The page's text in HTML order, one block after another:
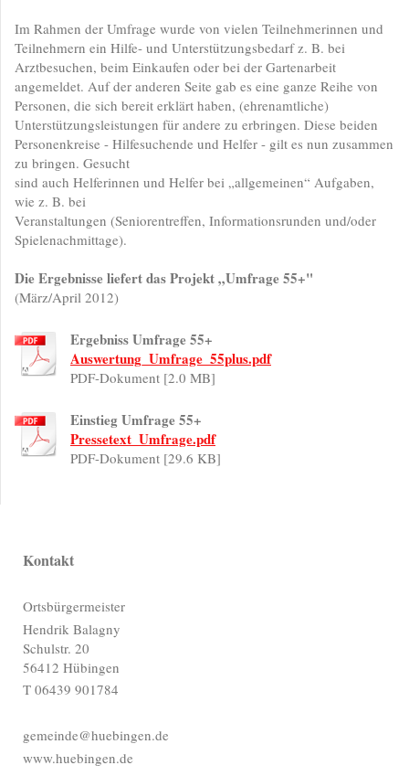
Im Rahmen der Umfrage wurde von vielen Teilnehmerinnen und
Teilnehmern ein Hilfe- und Unterstützungsbedarf z. B. bei
Arztbesuchen, beim Einkaufen oder bei der Gartenarbeit
angemeldet. Auf der anderen Seite gab es eine ganze Reihe von
Personen, die sich bereit erklärt haben, (ehrenamtliche)
Unterstützungsleistungen für andere zu erbringen. Diese beiden
Personenkreise - Hilfesuchende und Helfer - gilt es nun zusammen
zu bringen. Gesucht
sind auch Helferinnen und Helfer bei „allgemeinen“ Aufgaben,
wie z. B. bei
Veranstaltungen (Seniorentreffen, Informationsrunden und/oder
Spielenachmittage).
Die Ergebnisse liefert das Projekt „Umfrage 55+"
(März/April 2012)
Ergebniss Umfrage 55+
Auswertung_Umfrage_55plus.pdf
PDF-Dokument [2.0 MB]
Einstieg Umfrage 55+
Pressetext_Umfrage.pdf
PDF-Dokument [29.6 KB]
Kontakt
Ortsbürgermeister
Hendrik Balagny
Schulstr. 20
56412 Hübingen
T 06439 901784
gemeinde@huebingen.de
www.huebingen.de